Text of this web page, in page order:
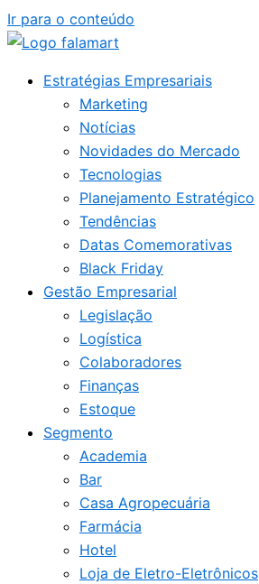
Ir para o conteúdo
Estratégias Empresariais
Marketing
Notícias
Novidades do Mercado
Tecnologias
Planejamento Estratégico
Tendências
Datas Comemorativas
Black Friday
Gestão Empresarial
Legislação
Logística
Colaboradores
Finanças
Estoque
Segmento
Academia
Bar
Casa Agropecuária
Farmácia
Hotel
Loja de Eletro-Eletrônicos